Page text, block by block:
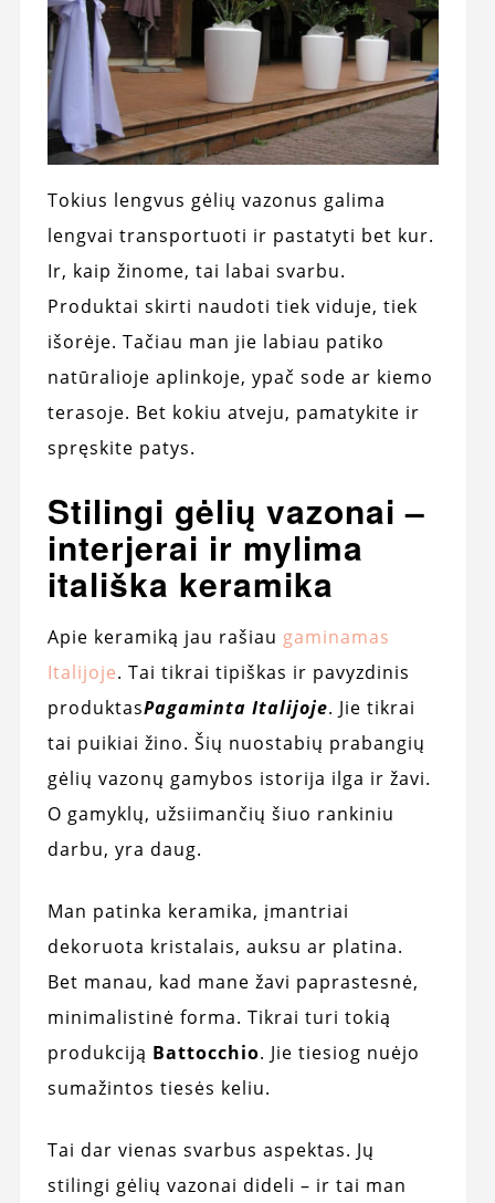
Tokius lengvus gėlių vazonus galima
lengvai transportuoti ir pastatyti bet kur.
Ir, kaip žinome, tai labai svarbu.
Produktai skirti naudoti tiek viduje, tiek
išorėje. Tačiau man jie labiau patiko
natūralioje aplinkoje, ypač sode ar kiemo
terasoje. Bet kokiu atveju, pamatykite ir
spręskite patys.
Stilingi gėlių vazonai –
interjerai ir mylima
itališka keramika
Apie keramiką jau rašiau gaminamas
Italijoje. Tai tikrai tipiškas ir pavyzdinis
produktasPagaminta Italijoje. Jie tikrai
tai puikiai žino. Šių nuostabių prabangių
gėlių vazonų gamybos istorija ilga ir žavi.
O gamyklų, užsiimančių šiuo rankiniu
darbu, yra daug.
Man patinka keramika, įmantriai
dekoruota kristalais, auksu ar platina.
Bet manau, kad mane žavi paprastesnė,
minimalistinė forma. Tikrai turi tokią
produkciją Battocchio. Jie tiesiog nuėjo
sumažintos tiesės keliu.
Tai dar vienas svarbus aspektas. Jų
stilingi gėlių vazonai dideli – ir tai man